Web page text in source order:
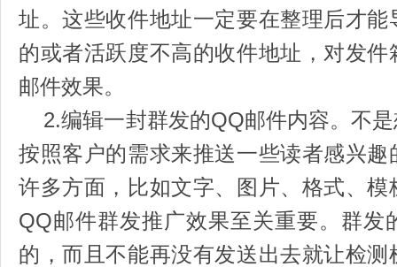
址。这些收件地址一定要在整理后才
的或者活跃度不高的收件地址，对发
邮件效果。
2.编辑一封群发的QQ邮件内容。不
按照客户的需求来推送一些读者感兴
许多方面，比如文字、图片、格式、
QQ邮件群发推广效果至关重要。群发
的，而且不能再没有发送出去就让检